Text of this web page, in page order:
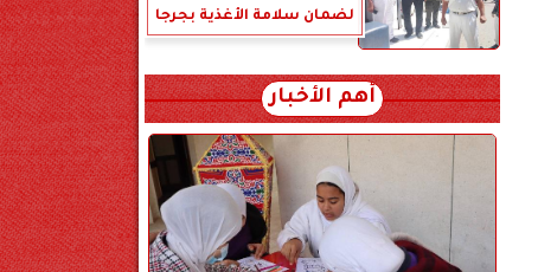
لضمان سلامة الأغذية بجرجا
أهم الأخبار